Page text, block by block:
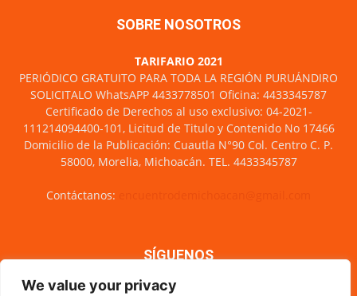
We value your privacy
SOBRE NOSOTROS
TARIFARIO 2021
PERIÓDICO GRATUITO PARA TODA LA REGIÓN PURUÁNDIRO
SOLICITALO WhatsAPP 4433778501 Oficina: 4433345787
Certificado de Derechos al uso exclusivo: 04-2021-
111214094400-101, Licitud de Titulo y Contenido No 17466
Domicilio de la Publicación: Cuautla N°90 Col. Centro C. P.
58000, Morelia, Michoacán. TEL. 4433345787
Contáctanos:
SÍGUENOS